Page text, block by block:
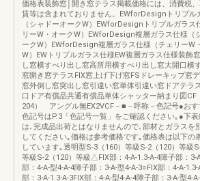
価格表装飾窓│開き窓テラス掲載価格には、消費税
賃等は含まれておりません。EWforDesignトリプル
（シャドーオークW）EWforDesignトリプルガラス
リーW・オークW）EWforDesign複層ガラス仕様（
ークW）EWforDesign複層ガラス仕様（チェリーW
W）EWトリプルガラス仕様EW複層ガラス仕様装飾
し窓横すべり出し窓高所用横すべり出し窓大開口横
窓開き窓テラスFIX窓上げ下げ窓FSドレーキップ窓
窓外倒し窓突出し窓引違い窓単体引違い窓ドアテラ
口ドア有償品共通有償品単体シャッター納まり図CF
204） アングル無EX2VCF－■－呼称－色記号●おす
色記号はP.3「色記号一覧」をご確認ください｡●下
は､完成品出荷とはなりませんので､部材とガラスを
してください｡価格は参考価格です｡価格表は以下の
しています｡透明型S-3（160）等級S-2（120）等級S-
等級S-2（120）等級△FIX部：4-A-1.3-A-4障子部：3-
部：4-A-型4-A-4障子部：3-A-型4-A-3○FIX部：4-A-1.3-
部：3-A-1.3-A-3FIX部：4-A-型4-A-4障子部：3-A-型4-